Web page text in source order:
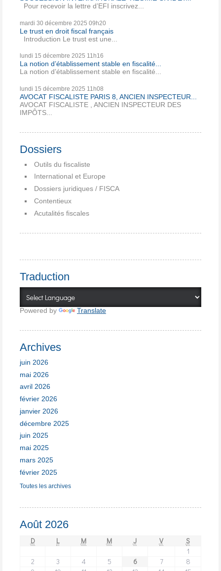
Pour recevoir la lettre d’EFI inscrivez...
mardi 30 décembre 2025 09h20
Le trust en droit fiscal français
Introduction Le trust est une...
lundi 15 décembre 2025 11h16
La notion d’établissement stable en fiscalité...
La notion d’établissement stable en fiscalité...
lundi 15 décembre 2025 11h08
AVOCAT FISCALISTE PARIS 8, ANCIEN INSPECTEUR...
AVOCAT FISCALISTE , ANCIEN INSPECTEUR DES
IMPÔTS...
Dossiers
Outils du fiscaliste
International et Europe
Dossiers juridiques / FISCA
Contentieux
Acutalités fiscales
Traduction
Powered by Translate
Archives
juin 2026
mai 2026
avril 2026
février 2026
janvier 2026
décembre 2025
juin 2025
mai 2025
mars 2025
février 2025
Toutes les archives
Août 2026
D L M M J V
S
1
2
3 4 5 6 7
8